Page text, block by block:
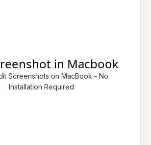
in Macbook
Screenshots on MacBook - No
Installation Required